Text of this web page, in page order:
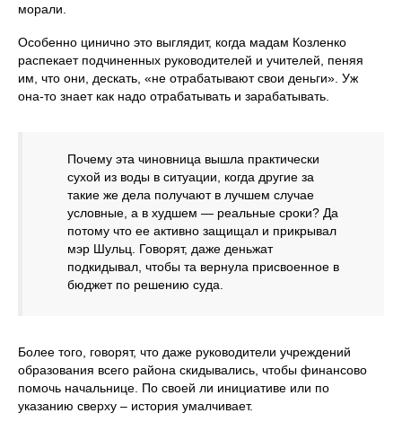
морали.
Особенно цинично это выглядит, когда мадам Козленко
распекает подчиненных руководителей и учителей, пеняя
им, что они, дескать, «не отрабатывают свои деньги». Уж
она-то знает как надо отрабатывать и зарабатывать.
Почему эта чиновница вышла практически
сухой из воды в ситуации, когда другие за
такие же дела получают в лучшем случае
условные, а в худшем — реальные сроки? Да
потому что ее активно защищал и прикрывал
мэр Шульц. Говорят, даже деньжат
подкидывал, чтобы та вернула присвоенное в
бюджет по решению суда.
Более того, говорят, что даже руководители учреждений
образования всего района скидывались, чтобы финансово
помочь начальнице. По своей ли инициативе или по
указанию сверху – история умалчивает.